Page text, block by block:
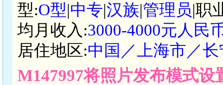
型:O型|中专|汉族|管理员|职
均月收入:3000-4000元人民
居住地区:中国／上海市／
M147997将照片发布模式